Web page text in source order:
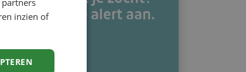
vacature alert aan.
alert
inzien of